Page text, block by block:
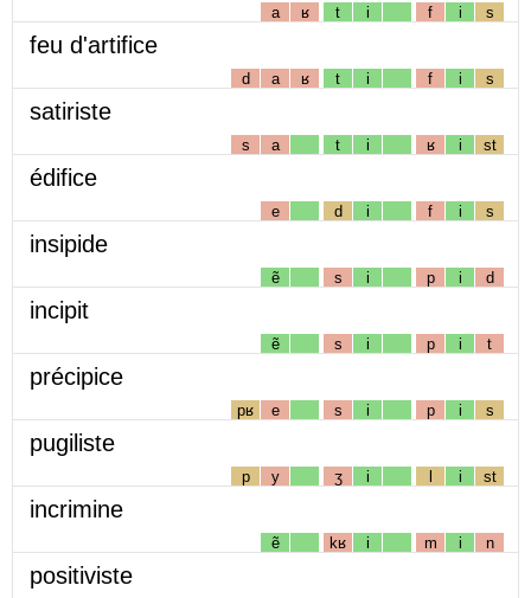
a ʁ t i f i s
feu d'artifice
d a ʁ t i f i s
satiriste
s a t i ʁ i st
édifice
e d i f i s
insipide
ẽ s i p i d
incipit
ẽ s i p i t
précipice
pʁ e s i p i s
pugiliste
p y ʒ i l i st
incrimine
ẽ kʁ i m i n
positiviste